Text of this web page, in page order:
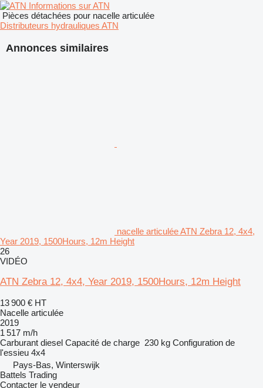
Annonces similaires
nacelle articulée ATN Zebra 12, 4x4,
Year 2019, 1500Hours, 12m Height
26
VIDÉO
ATN Zebra 12, 4x4, Year 2019, 1500Hours, 12m Height
13 900 € HT
Nacelle articulée
2019
1 517 m/h
Carburant diesel Capacité de charge 230 kg Configuration de
l'essieu 4x4
Pays-Bas, Winterswijk
Battels Trading
Contacter le vendeur
Informations sur ATN
Pièces détachées pour nacelle articulée
Distributeurs hydrauliques ATN